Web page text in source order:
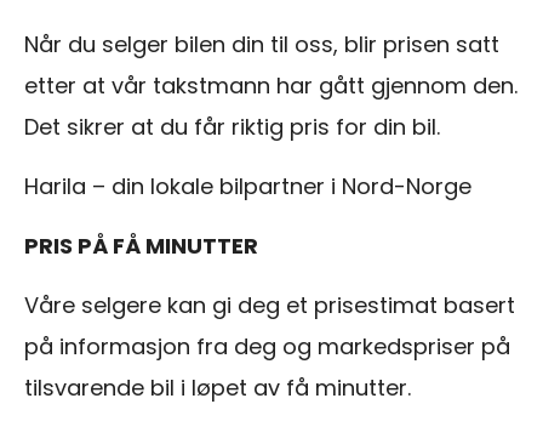
Når du selger bilen din til oss, blir prisen satt
etter at vår takstmann har gått gjennom den.
Det sikrer at du får riktig pris for din bil.
Harila – din lokale bilpartner i Nord-Norge
PRIS PÅ FÅ MINUTTER
Våre selgere kan gi deg et prisestimat basert
på informasjon fra deg og markedspriser på
tilsvarende bil i løpet av få minutter.